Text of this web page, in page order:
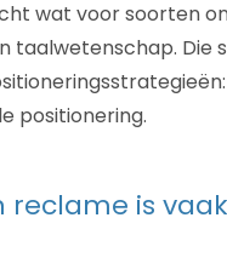
wat voor soorten
taalwetenschap. Die
positionering.
reclame is